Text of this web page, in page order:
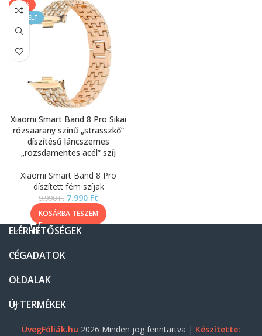
-20%
KIEMELT
Xiaomi Smart Band 8 Pro Sikai
rózsaarany színű „strasszkő”
díszítésű láncszemes
„rozsdamentes acél” szíj
Xiaomi Smart Band 8 Pro
díszített fém szíjak
9.990Ft 7.990 Ft
KOSÁRBA TESZEM
ELÉRHETŐSÉGEK
CÉGADATOK
OLDALAK
ÚJ TERMÉKEK
ÜvegFóliák.hu 2026 Minden jog fenntartva | Készítette: